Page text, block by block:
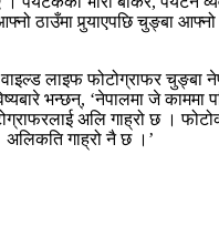
ठाउँमा पुर्‍याएपछि चुङ्बा आफ्नो
वाइल्ड लाइफ फोटोग्राफर चुङ्बा
भन्छन्, ‘नेपालमा जे काममा
अलि गाह्रो छ ।
गाह्रो नै छ ।’